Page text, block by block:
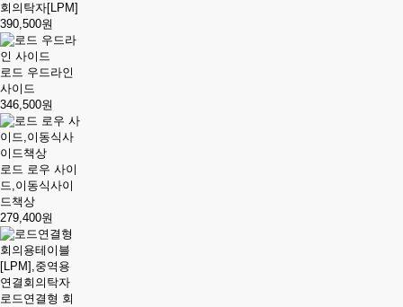
회의탁자[LPM]
390,500원
로드 우드라인
사이드
346,500원
로드 로우 사이
드,이동식사이
드책상
279,400원
로드연결형 회